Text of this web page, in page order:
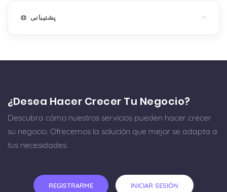
پشتیبانی
¿Desea Hacer Crecer Tu Negocio?
Descubra cómo nuestros servicios pueden hacer crecer
su negocio. Ofrecemos la solución que mejor se adapta a
tus necesidades.
REGISTRARME INICIAR SESIÓN